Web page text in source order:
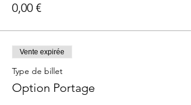
des exercices de baby yoga pour
sensori-moteur,
zoom sur l'espace de motricité et les
jeux d'éveils sensoriels : 45mn
0,00 €
Vente expirée
Type de billet
Option Portage